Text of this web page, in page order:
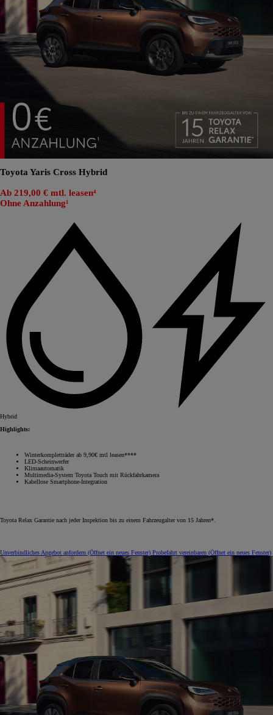
Toyota Yaris Cross Hybrid
Ab 219,00 € mtl. leasen⁴
Ohne Anzahlung¹
Hybrid
Highlights:
Winterkompletträder ab 9,90€ mtl leasen****
LED-Scheinwerfer
Klimaautomatik
Multimedia-System Toyota Touch mit Rückfahrkamera
Kabellose Smartphone-Integration
Toyota Relax Garantie nach jeder Inspektion bis zu einem Fahrzeugalter von 15 Jahren*.
Unverbindliches Angebot anfordern (Öffnet ein neues Fenster) Probefahrt vereinbaren (Öffnet ein neues Fenster)